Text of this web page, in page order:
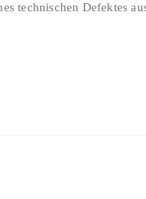
technischen Defektes